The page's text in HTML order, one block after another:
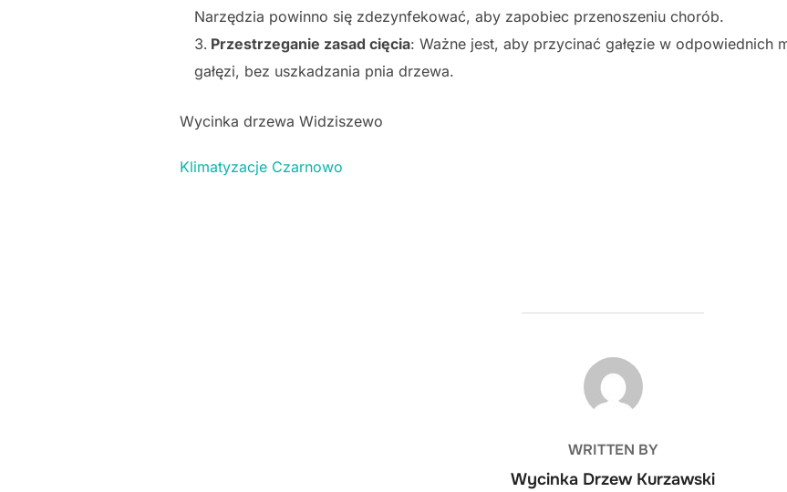
Narzędzia powinno się zdezynfekować, aby zapobiec przenoszeniu chorób.
Przestrzeganie zasad cięcia: Ważne jest, aby przycinać gałęzie w odpowiednich
gałęzi, bez uszkadzania pnia drzewa.
Wycinka drzewa Widziszewo
Klimatyzacje Czarnowo
POST AUTHOR
WRITTEN BY
Wycinka Drzew Kurzawski